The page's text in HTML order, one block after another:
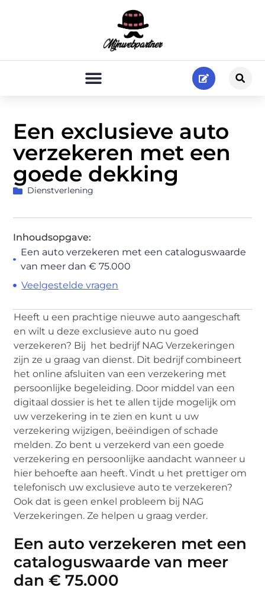
Een exclusieve auto
verzekeren met een
goede dekking
Dienstverlening
Inhoudsopgave:
Een auto verzekeren met een cataloguswaarde
van meer dan € 75.000
Veelgestelde vragen
Heeft u een prachtige nieuwe auto aangeschaft
en wilt u deze exclusieve auto nu goed
verzekeren? Bij het bedrijf NAG Verzekeringen
zijn ze u graag van dienst. Dit bedrijf combineert
het online afsluiten van een verzekering met
persoonlijke begeleiding. Door middel van een
digitaal dossier is het te allen tijde mogelijk om
uw verzekering in te zien en kunt u uw
verzekering wijzigen, beëindigen of schade
melden. Zo bent u verzekerd van een goede
verzekering en persoonlijke aandacht wanneer u
hier behoefte aan heeft. Vindt u het prettiger om
telefonisch uw exclusieve auto te verzekeren?
Ook dat is geen enkel probleem bij NAG
Verzekeringen. Ze helpen u graag verder.
Een auto verzekeren met een
cataloguswaarde van meer
dan € 75.000